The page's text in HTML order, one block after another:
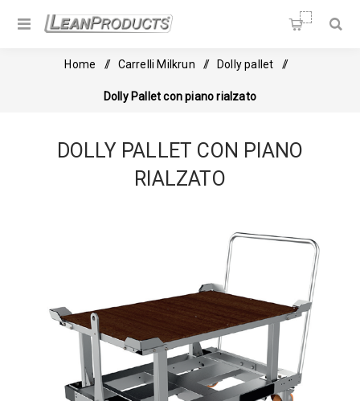
Soluzioni per la Lean
Home / Carrelli Milkrun / Dolly pallet /
Dolly Pallet con piano rialzato
DOLLY PALLET CON PIANO
RIALZATO